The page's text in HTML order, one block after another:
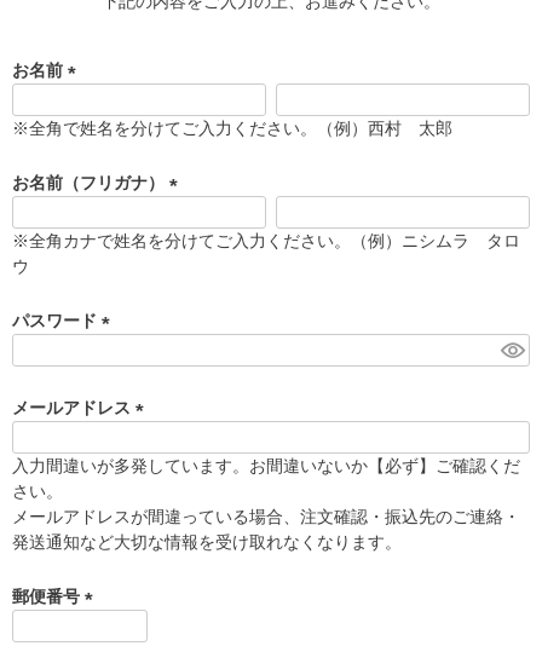
お名前
必
※全角で姓名を分けてご入力ください。（例）西村 太郎
お名前（フリガナ）
必
※全角カナで姓名を分けてご入力ください。（例）ニシムラ タロ
ウ
パスワード
須
)
メールアドレス
必
)
入力間違いが多発しています。お間違いないか【必ず】ご確認くだ
さい。
メールアドレスが間違っている場合、注文確認・振込先のご連絡・
発送通知など大切な情報を受け取れなくなります。
郵便番号